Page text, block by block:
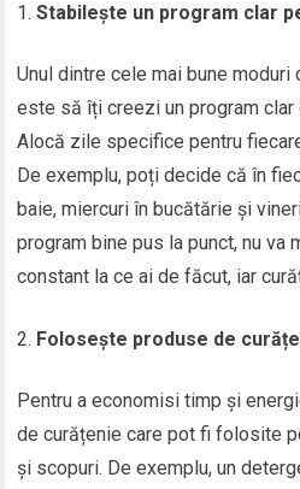
Stabilește un program clar
Unul dintre cele mai bune
este să îți creezi un program
Alocă zile specifice pentru
De exemplu, poți decide că în
baie, miercuri în bucătărie și
program bine pus la punct, nu va
constant la ce ai de făcut, iar
Folosește produse de
Pentru a economisi timp și
de curățenie care pot fi folosite
și scopuri. De exemplu, un